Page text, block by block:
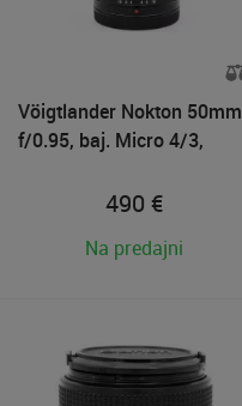
Vöigtlander Nokton 50mm
f/0.95, baj. Micro 4/3,
490 €
Na predajni